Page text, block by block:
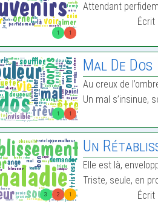
1 1
Attendant
Écrit
1 1
Mal De Dos
Au creux de
Un mal s’insinue,
3 2 1
Un
Elle est là,
Triste, seule, en
Écrit